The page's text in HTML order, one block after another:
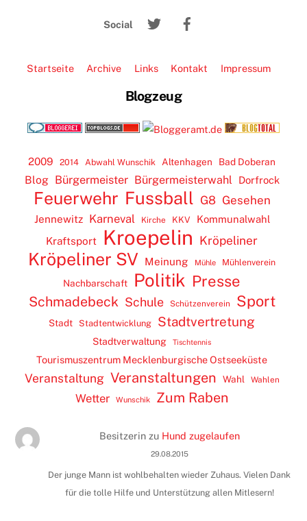
Top
Social
Twitter
Startseite Archive Links Kontakt Impressum
Blogzeug
2009 2014 Abwahl Wunschik Altenhagen Bad Doberan
Blog Bürgermeister Bürgermeisterwahl Dorfrock
Feuerwehr Fussball G8 Gesehen
Jennewitz Karneval Kirche KKV
Kommunalwahl
Kraftsport
Kroepelin Kröpeliner
Kröpeliner SV Meinung Mühle Mühlenverein
Nachbarschaft Politik Presse
Schmadebeck Schule Schützenverein Sport
Stadt Stadtentwicklung Stadtvertretung
Stadtverwaltung Tischtennis
Tourismuszentrum Mecklenburgische Ostseeküste
Veranstaltung Veranstaltungen Wahl Wahlen
Wetter Wunschik Zum Raben
Besitzerinzu Hund zugelaufen
29.08.2015
Der junge Mann ist wohlbehalten wieder Zuhaus. Vielen Dank
für die tolle Hilfe und Unterstützung allen Mitlesern!